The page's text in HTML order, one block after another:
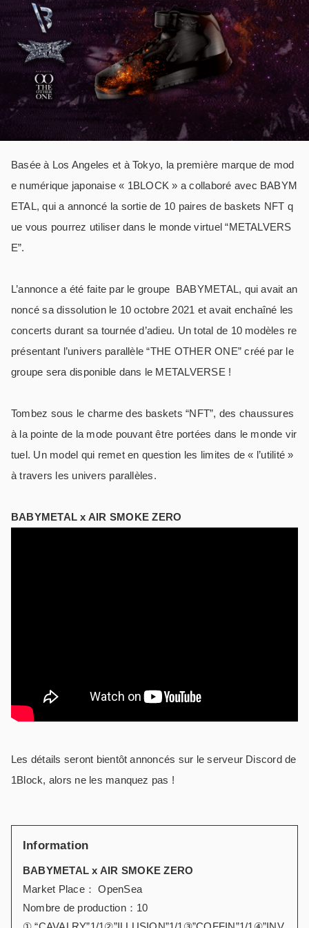
Basée à Los Angeles et à Tokyo, la première marque de mod
e numérique japonaise « 1BLOCK » a collaboré avec BABYM
ETAL, qui a annoncé la sortie de 10 paires de baskets NFT q
ue vous pourrez utiliser dans le monde virtuel “METALVERS
E”.
L’annonce a été faite par le groupe BABYMETAL, qui avait an
noncé sa dissolution le 10 octobre 2021 et avait enchaîné les
concerts durant sa tournée d’adieu. Un total de 10 modèles re
présentant l’univers parallèle “THE OTHER ONE” créé par le
groupe sera disponible dans le METALVERSE !
Tombez sous le charme des baskets “NFT”, des chaussures
à la pointe de la mode pouvant être portées dans le monde vir
tuel. Un model qui remet en question les limites de « l’utilité »
à travers les univers parallèles.
BABYMETAL x AIR SMOKE ZERO
Les détails seront bientôt annoncés sur le serveur Discord de
1Block, alors ne les manquez pas !
Information
BABYMETAL x AIR SMOKE ZERO
Market Place： OpenSea
Nombre de production：10